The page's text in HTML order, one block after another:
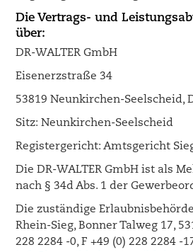
Die Vertrags- und
über:
DR-WALTER GmbH
Eisenerzstraße 34
53819 Neunkirchen-Seelscheid,
Sitz: Neunkirchen-Seelscheid
Registergericht: Amtsgericht
Die DR-WALTER GmbH ist als
nach § 34d Abs. 1 der
Die zuständige
Rhein-Sieg, Bonner Talweg 17,
228 2284 -0, F +49 (0) 228 2284 -